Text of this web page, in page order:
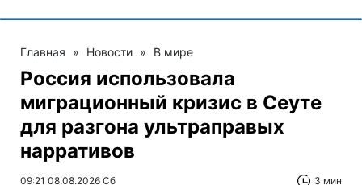
Главная » Новости » В мире
Россия использовала
миграционный кризис в Сеуте
для разгона ультраправых
нарративов
09:21 08.08.2026 Сб 3 мин